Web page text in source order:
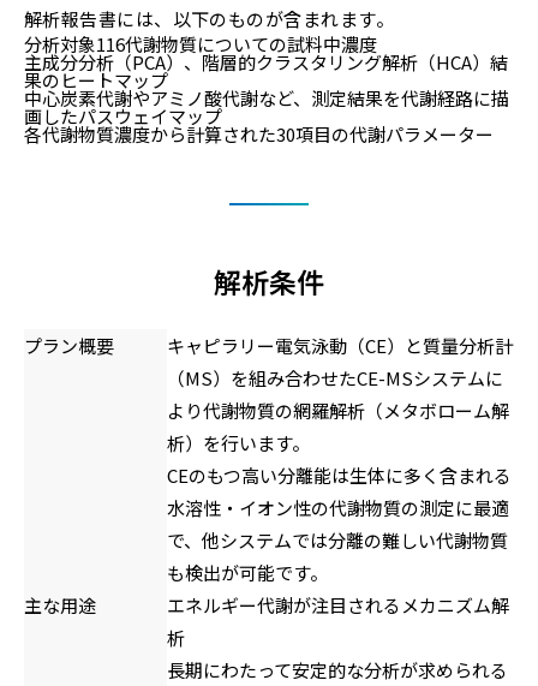
解析報告書には、以下のものが含まれます。
分析対象116代謝物質についての試料中濃度
主成分分析（PCA）、階層的クラスタリング解析（HCA）結
果のヒートマップ
中心炭素代謝やアミノ酸代謝など、測定結果を代謝経路に描
画したパスウェイマップ
各代謝物質濃度から計算された30項目の代謝パラメーター
解析条件
プラン概要
キャピラリー電気泳動（CE）と質量分析計
（MS）を組み合わせたCE-MSシステムに
より代謝物質の網羅解析（メタボローム解
析）を行います。
CEのもつ高い分離能は生体に多く含まれる
水溶性・イオン性の代謝物質の測定に最適
で、他システムでは分離の難しい代謝物質
も検出が可能です。
主な用途
エネルギー代謝が注目されるメカニズム解
析
長期にわたって安定的な分析が求められる